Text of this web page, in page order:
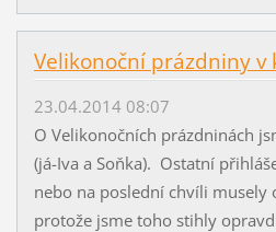
Velikonoční prázdniny v
23.04.2014 08:07
O Velikonočních prázdninách
(já-Iva a Soňka). Ostatní
nebo na poslední chvíli musely
protože jsme toho stihly